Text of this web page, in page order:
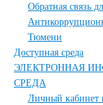
Обратная связь
Тюмени
Доступная среда
ЭЛЕКТРОННАЯ
СРЕДА
Личный